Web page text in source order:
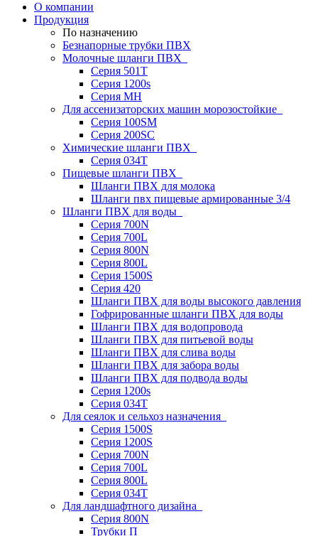
О компании
Продукция
По назначению
Безнапорные трубки ПВХ
Молочные шланги ПВХ
Серия 501T
Серия 1200s
Серия МН
Для ассенизаторских машин морозостойкие
Серия 100SM
Серия 200SС
Химические шланги ПВХ
Серия 034Т
Пищевые шланги ПВХ
Шланги ПВХ для молока
Шланги пвх пищевые армированные 3/4
Шланги ПВХ для воды
Серия 700N
Серия 700L
Серия 800N
Серия 800L
Серия 1500S
Серия 420
Шланги ПВХ для воды высокого давления
Гофрированные шланги ПВХ для воды
Шланги ПВХ для водопровода
Шланги ПВХ для питьевой воды
Шланги ПВХ для слива воды
Шланги ПВХ для забора воды
Шланги ПВХ для подвода воды
Серия 1200s
Серия 034Т
Для сеялок и сельхоз назначения
Серия 1500S
Серия 1200S
Серия 700N
Серия 700L
Серия 800L
Серия 034T
Для ландшафтного дизайна
Серия 800N
Трубки П